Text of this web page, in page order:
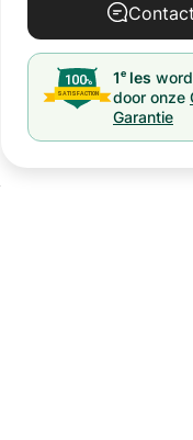
1e les
door onze
Garantie